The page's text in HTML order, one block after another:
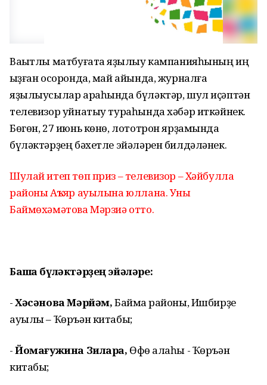
Ваҡытлы матбуғатҡа яҙылыу кампанияһының иң
ҡыҙған осоронда, май айында, журналға
яҙылыусылар араһында бүләктәр, шул иҫәптән
телевизор уйнатыу тураһында хәбәр иткәйнек.
Бөгөн, 27 июнь көнө, лототрон ярҙамында
бүләктәрҙең бәхетле эйәләрен билдәләнек.
Шулай итеп төп приз– телевизор – Хәйбулла
районы Аҡъяр ауылына юллана. Уны
Баймөхәмәтова Мәрзиә отто.
Башҡа бүләктәрҙең эйәләре:
-Хәсәнова Мәрйәм,Баймаҡ районы, Ишбирҙе
ауылы – Ҡөръән китабы;
-Йомағужина Зилара, Өфө ҡалаһы - Ҡөръән
китабы;